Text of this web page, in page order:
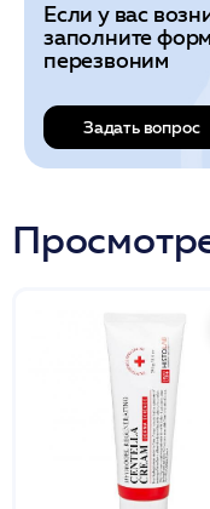
Если у вас
заполните
перезвоним
Задать вопрос